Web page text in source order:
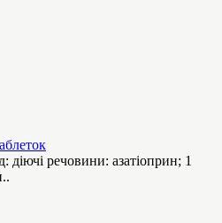
речовини: азатіоприн; 1